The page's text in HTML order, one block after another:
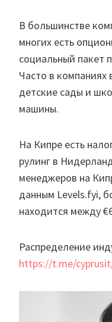
В большинстве
многих есть
социальный пакет
Часто в компаниях
детские сады и
машины.
На Кипре есть
рулинг в
менеджеров на
данным Levels.fyi,
находится между
Распределение
https://t.me/